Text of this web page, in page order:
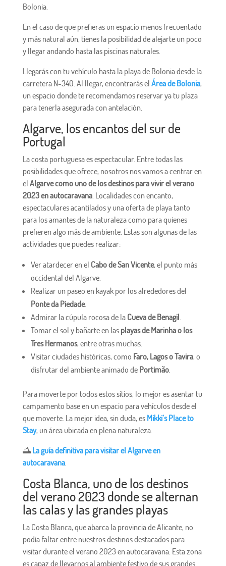
Bolonia.
En el caso de que prefieras un espacio menos frecuentado
y más natural aún, tienes la posibilidad de alejarte un poco
y llegar andando hasta las piscinas naturales.
Llegarás con tu vehículo hasta la playa de Bolonia desde la
carretera N-340. Al llegar, encontrarás el Área de Bolonia,
un espacio donde te recomendamos reservar ya tu plaza
para tenerla asegurada con antelación.
Algarve, los encantos del sur de
Portugal
La costa portuguesa es espectacular. Entre todas las
posibilidades que ofrece, nosotros nos vamos a centrar en
el Algarve como uno de los destinos para vivir el verano
2023 en autocaravana. Localidades con encanto,
espectaculares acantilados y una oferta de playa tanto
para los amantes de la naturaleza como para quienes
prefieren algo más de ambiente. Estas son algunas de las
actividades que puedes realizar:
Ver atardecer en el Cabo de San Vicente, el punto más
occidental del Algarve.
Realizar un paseo en kayak por los alrededores del
Ponte da Piedade.
Admirar la cúpula rocosa de laCueva de Benagil
Tomar el sol y bañarte en las playas de Marinha o los
Tres Hermanos, entre otras muchas.
Visitar ciudades históricas, como Faro, Lagos o Tavira, o
disfrutar del ambiente animado de Portimão.
Para moverte por todos estos sitios, lo mejor es asentar tu
campamento base en un espacio para vehículos desde el
que moverte. La mejor idea, sin duda, es Mikki’s Place to
Stay, un área ubicada en plena naturaleza.
🌅 La guía definitiva para visitar el Algarve en
autocaravana.
Costa Blanca, uno de los destinos
del verano 2023 donde se alternan
las calas y las grandes playas
La Costa Blanca, que abarca la provincia de Alicante, no
podía faltar entre nuestros destinos destacados para
visitar durante el verano 2023 en autocaravana. Esta zona
es capaz de llevarnos al ambiente festivo de sus grandes